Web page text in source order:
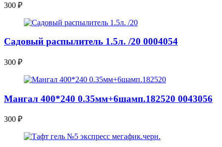
300 ₽
Садовый распылитель 1.5л. /20 0004054
300 ₽
Мангал 400*240 0.35мм+6шамп.182520 0043056
300 ₽